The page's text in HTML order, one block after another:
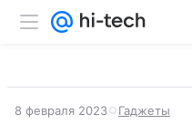
8 февраля 2023 Гаджеты